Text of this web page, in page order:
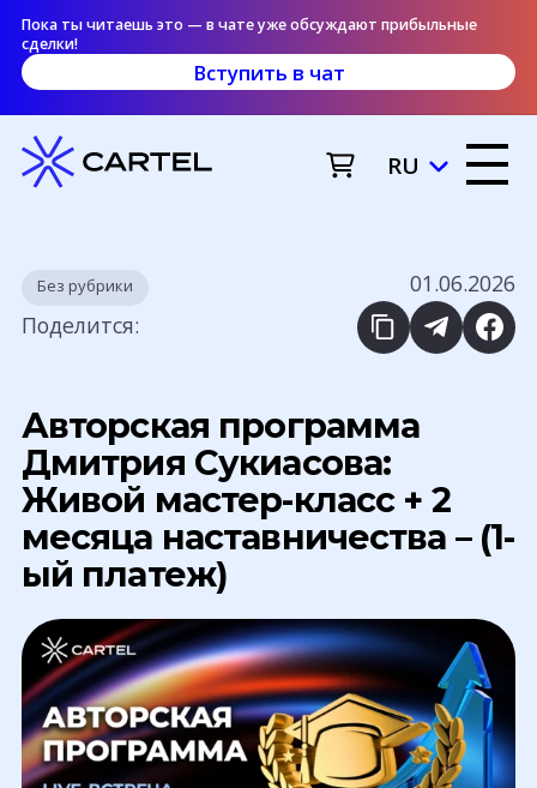
Пока ты читаешь это — в чате уже обсуждают прибыльные
сделки!
Вступить в чат
RU
Без рубрики
01.06.2026
Поделится:
Авторская программа
Дмитрия Сукиасова:
Живой мастер-класс + 2
месяца наставничества – (1-
ый платеж)